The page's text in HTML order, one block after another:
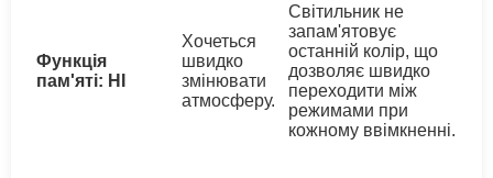
Функція
пам'яті: НІ
Хочеться
швидко
змінювати
атмосферу.
Світильник не
запам'ятовує
останній колір, що
дозволяє швидко
переходити між
режимами при
кожному ввімкненні.